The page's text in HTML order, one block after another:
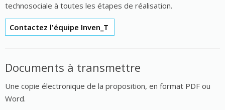
technosociale à toutes les étapes de réalisation.
Contactez l'équipe Inven_T
Documents à transmettre
Une copie électronique de la proposition, en format PDF ou
Word.